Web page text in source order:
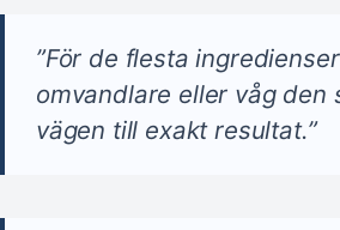
”För de flesta
omvandlare eller våg den
vägen till exakt resultat.”